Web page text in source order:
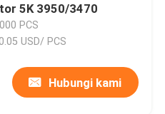
5K 3950/3470
PCS
USD/ PCS
Hubungi kami